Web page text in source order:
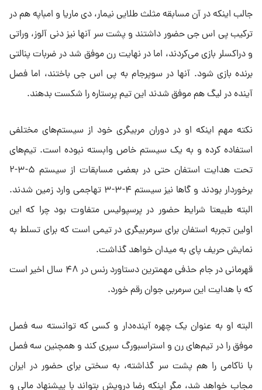
جالب اینکه در آن مسابقه مثلث طلایی نیمار، دی ماریا و امباپه هم در
ترکیب پی اس جی حضور داشتند و پشت سر آنها نیز دنی آلوز، وراتی
و دراکسلر بازی می‌کردند، اما در نهایت رن موفق شد در ضربات پنالتی
برنده بازی شود. آنها در سوپرجام به پی اس جی باختند، اما فصل
آینده در لیگ هم موفق شدند این تیم پرستاره را شکست بدهند.
نکته مهم اینکه او در دوران مربیگری خود از سیستم‌های مختلفی
استفاده کرده و به یک سیستم خاص وابسته نبوده است. تیم‌های
تحت هدایت استفان حتی در بعضی مسابقات از سیستم ۵-۳-۲
برخوردار بودند و گا‌ها نیز سیستم ۴-۳-۳ تهاجمی وارد زمین شدند.
البته طبیعتا شرایط حضور در پرسپولیس متفاوت بود چرا که این
اولین تجربه استفان برای سرمربیگری در تیمی است که برای تسلط به
نمایش حریف پای به میدان خواهد گذاشت.
قهرمانی در جام حذفی مهمترین دستاورد رنس در ۴۸ سال اخیر است
که با هدایت این سرمربی جوان رقم خورد.
البته او به عنوان یک چهره آینده‌دار و کسی که توانسته سه فصل
موفق را در تیم‌های رن و استراسبورگ سپری کند و همچنین سه فصل
با ناکامی را هم پشت سر گذاشته، به سختی برای حضور در ایران
مجاب خواهد شد، مگر اینکه رضا درویش بتواند با پیشنهاد مالی و